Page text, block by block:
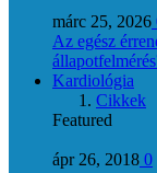
márc 25, 2026
Az egész
Kardiológia
Cikkek
Featured
ápr 26, 2018 0